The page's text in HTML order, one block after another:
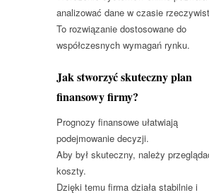
analizować dane w czasie
To rozwiązanie dostosowane do
współczesnych wymagań rynku.
Jak stworzyć skuteczny plan
finansowy firmy?
Prognozy finansowe ułatwiają
podejmowanie decyzji.
Aby był skuteczny, należy
koszty.
Dzięki temu firma działa stabilnie i